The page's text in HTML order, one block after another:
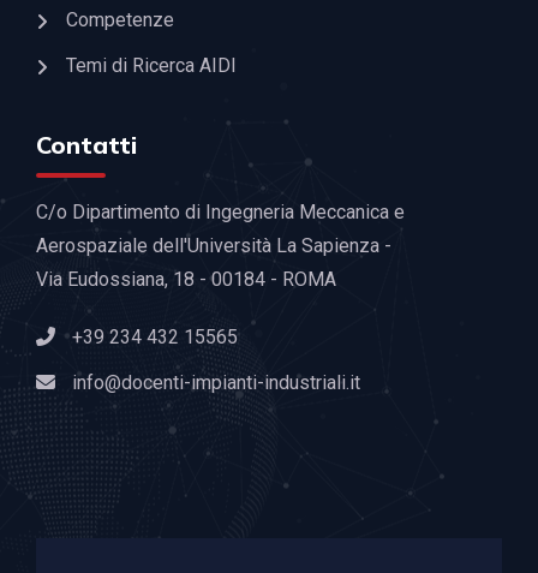
Competenze
Temi di Ricerca AIDI
Contatti
C/o Dipartimento di Ingegneria Meccanica e
Aerospaziale dell'Università La Sapienza -
Via Eudossiana, 18 - 00184 - ROMA
+39 234 432 15565
info@docenti-impianti-industriali.it